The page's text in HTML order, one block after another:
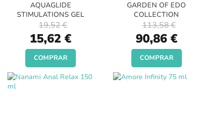
AQUAGLIDE
STIMULATIONS GEL
Special
Price
15,62 €
19,52 €
COMPRAR
GARDEN OF EDO
COLLECTION
Special
Price
90,86 €
113,58 €
COMPRAR